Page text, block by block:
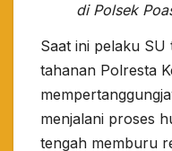
di Polsek
​Saat ini pelaku SU
tahanan Polresta
menjalani proses
tengah memburu